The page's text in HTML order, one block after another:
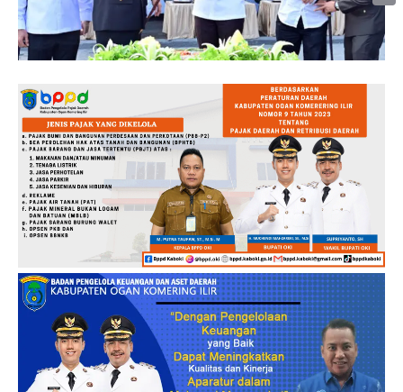
Print